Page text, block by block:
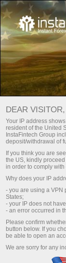
DEAR VISITOR,
Your IP address
resident of the United
InstaFintech Group
deposit/withdrawal of
If you think you are
the US, kindly
in order to comply
Why does your IP
- you are using a VPN
States;
- your IP does not
- an error occurred in
Please confirm
button below. If you
be able to open an
We are sorry for any